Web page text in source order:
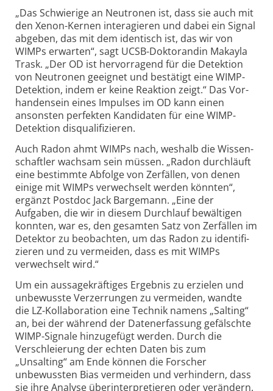
„Das Schwierige an Neutronen ist, dass sie auch mit
den Xenon-Kernen inter­agieren und dabei ein Signal
abgeben, das mit dem identisch ist, das wir von
WIMPs erwarten“, sagt UCSB-Dokto­randin Makayla
Trask. „Der OD ist hervor­ragend für die Detektion
von Neutronen geeignet und bestätigt eine WIMP-
Detektion, indem er keine Reaktion zeigt.“ Das Vor­
handen­sein eines Impulses im OD kann einen
ansonsten perfekten Kandi­daten für eine WIMP-
Detektion disquali­fizieren.
Auch Radon ahmt WIMPs nach, weshalb die Wissen­
schaftler wachsam sein müssen. „Radon durch­läuft
eine bestimmte Abfolge von Zerfällen, von denen
einige mit WIMPs verwech­selt werden könnten“,
ergänzt Postdoc Jack Bargemann. „Eine der
Aufgaben, die wir in diesem Durch­lauf bewältigen
konnten, war es, den gesamten Satz von Zerfällen im
Detektor zu beobachten, um das Radon zu identifi­
zieren und zu vermeiden, dass es mit WIMPs
verwechselt wird.“
Um ein aussagekräftiges Ergebnis zu erzielen und
unbe­wusste Verzer­rungen zu vermeiden, wandte
die LZ-Kollabo­ration eine Technik namens „Salting“
an, bei der während der Datenerfassung gefälschte
WIMP-Signale hinzugefügt werden. Durch die
Verschlei­erung der echten Daten bis zum
„Unsalting“ am Ende können die Forscher
unbewussten Bias vermeiden und verhin­dern, dass
sie ihre Analyse über­interpre­tieren oder verändern.